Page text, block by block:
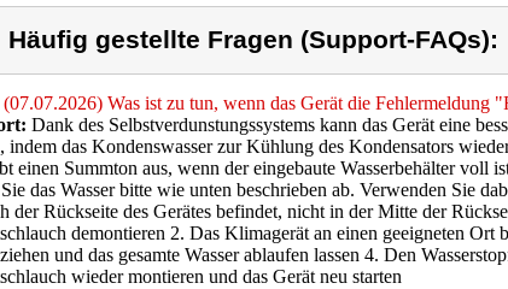
Häufig gestellte Fragen (Support-FAQs):
(07.07.2026) Was ist zu tun, wenn das Gerät die Fehlermeldung
Dank des Selbstverdunstungssystems kann das Gerät eine
indem das Kondenswasser zur Kühlung des Kondensators
einen Summton aus, wenn der eingebaute Wasserbehälter voll
das Wasser bitte wie unten beschrieben ab. Verwenden Sie
der Rückseite des Gerätes befindet, nicht in der Mitte der
demontieren 2. Das Klimagerät an einen geeigneten Ort
und das gesamte Wasser ablaufen lassen 4. Den
wieder montieren und das Gerät neu starten